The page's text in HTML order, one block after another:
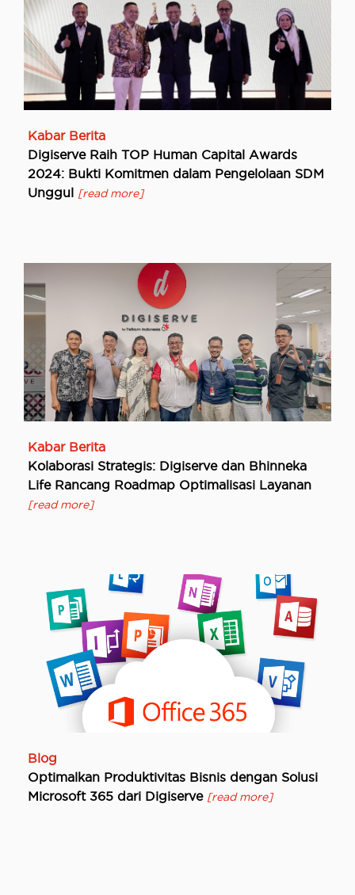
Kabar Berita
Digiserve Raih TOP Human Capital Awards
2024: Bukti Komitmen dalam Pengelolaan SDM
Unggul
[read more]
Kabar Berita
Kolaborasi Strategis: Digiserve dan Bhinneka
Life Rancang Roadmap Optimalisasi Layanan
[read more]
Blog
Optimalkan Produktivitas Bisnis dengan Solusi
Microsoft 365 dari Digiserve [read more]